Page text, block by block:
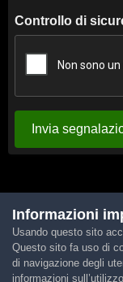
Controllo di
Invia
Lingua
Informazioni
Usando questo sito
Questo sito fa uso di
di navigazione degli
informazioni